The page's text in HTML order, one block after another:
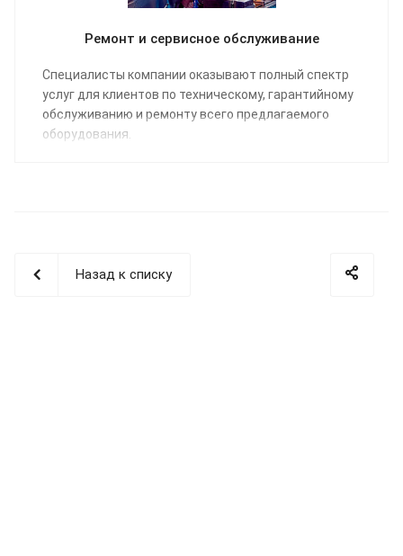
Ремонт и сервисное обслуживание
Специалисты компании оказывают полный спектр
услуг для клиентов по техническому, гарантийному
обслуживанию и ремонту всего предлагаемого
оборудования.
Назад к списку